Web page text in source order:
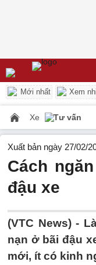
Mới nhất Xem
Xe Tư vấn
Xuất bản ngày 27/02/
Cách
đậu xe
(VTC News) -
nạn ở bãi đậu
mới, ít có kinh